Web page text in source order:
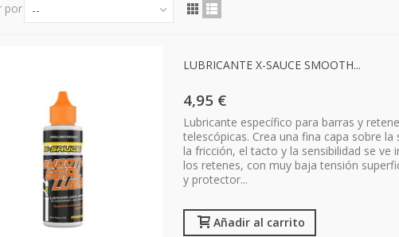
por --
LUBRICANTE X-SAUCE SMOOTH...
4,95 €
Lubricante específico para barras y
telescópicas. Crea una fina capa sobre
la fricción, el tacto y la sensibilidad se
los retenes, con muy baja tensión
y protector...
Añadir al carrito